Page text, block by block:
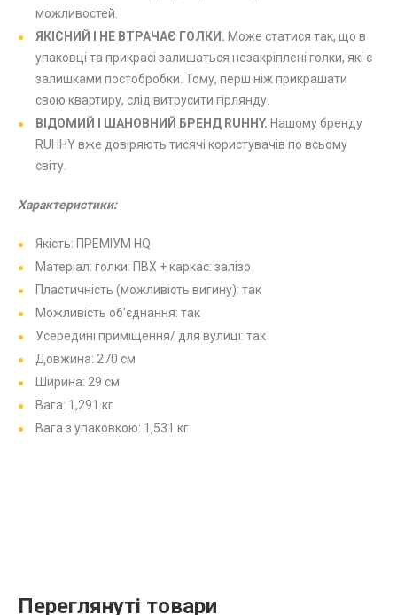
можливостей.
ЯКІСНИЙ І НЕ ВТРАЧАЄ ГОЛКИ. Може статися так, що в
упаковці та прикрасі залишаться незакріплені голки, які є
залишками постобробки. Тому, перш ніж прикрашати
свою квартиру, слід витрусити гірлянду.
ВІДОМИЙ І ШАНОВНИЙ БРЕНД RUHHY. Нашому бренду
RUHHY вже довіряють тисячі користувачів по всьому
світу.
Характеристики:
Якість: ПРЕМІУМ HQ
Матеріал: голки: ПВХ + каркас: залізо
Пластичність (можливість вигину): так
Можливість об'єднання: так
Усередині приміщення/ для вулиці: так
Довжина: 270 см
Ширина: 29 см
Вага: 1,291 кг
Вага з упаковкою: 1,531 кг
Переглянуті товари